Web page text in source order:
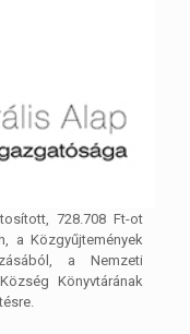
728.708 Ft-ot
a Közgyűjtemények
a Nemzeti
Könyvtárának